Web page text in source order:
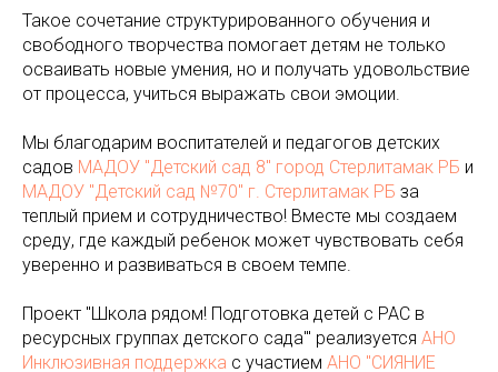
Такое сочетание структурированного обучения и
свободного творчества помогает детям не только
осваивать новые умения, но и получать удовольствие
от процесса, учиться выражать свои эмоции.
Мы благодарим воспитателей и педагогов детских
садов МАДОУ "Детский сад 8" город Стерлитамак РБ и
МАДОУ "Детский сад №70" г. Стерлитамак РБ за
теплый прием и сотрудничество! Вместе мы создаем
среду, где каждый ребенок может чувствовать себя
уверенно и развиваться в своем темпе.
Проект "Школа рядом! Подготовка детей с РАС в
ресурсных группах детского сада'" реализуется АНО
Инклюзивная поддержка с участием АНО "СИЯНИЕ